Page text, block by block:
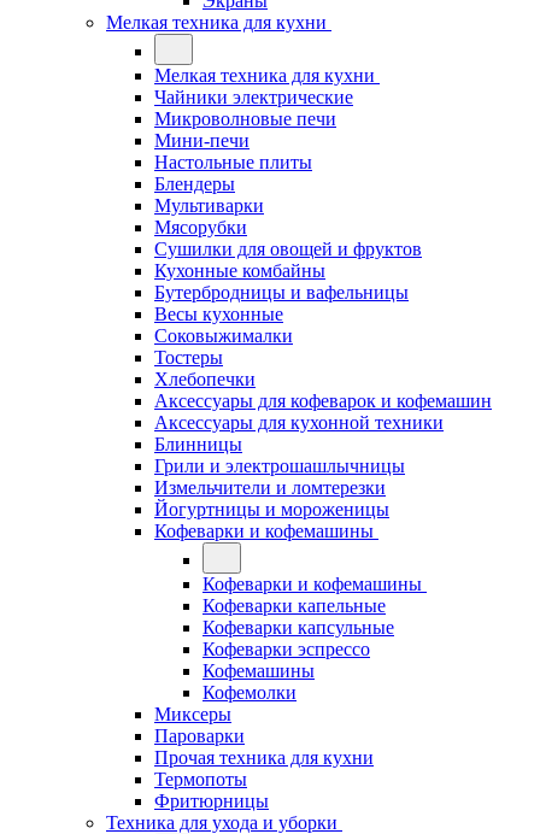
Мелкая техника для кухни
Мелкая техника для кухни
Чайники электрические
Микроволновые печи
Мини-печи
Настольные плиты
Блендеры
Мультиварки
Мясорубки
Сушилки для овощей и фруктов
Кухонные комбайны
Бутербродницы и вафельницы
Весы кухонные
Соковыжималки
Тостеры
Хлебопечки
Аксессуары для кофеварок и кофемашин
Аксессуары для кухонной техники
Блинницы
Грили и электрошашлычницы
Измельчители и ломтерезки
Йогуртницы и мороженицы
Кофеварки и кофемашины
Кофеварки и кофемашины
Кофеварки капельные
Кофеварки капсульные
Кофеварки эспрессо
Кофемашины
Кофемолки
Миксеры
Пароварки
Прочая техника для кухни
Термопоты
Фритюрницы
Техника для ухода и уборки